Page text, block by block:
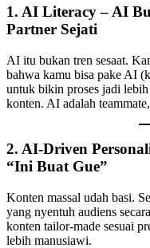
1. AI Literacy – AI
Partner Sejati
AI itu bukan tren sesaat.
bahwa kamu bisa pake AI
untuk bikin proses jadi
konten. AI adalah
2. AI-Driven
“Ini Buat Gue”
Konten massal udah basi.
yang nyentuh audiens
konten tailor-made sesuai
lebih manusiawi.